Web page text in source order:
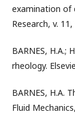
examination of
Research, v.
BARNES, H.A.;
rheology.
BARNES, H.A.
Fluid